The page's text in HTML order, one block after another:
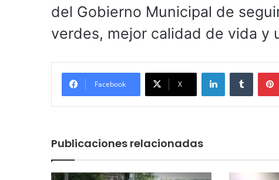
del Gobierno Municipal de
verdes, mejor calidad de vida y
Facebook X
LinkedInTumblr
Publicaciones relacionadas